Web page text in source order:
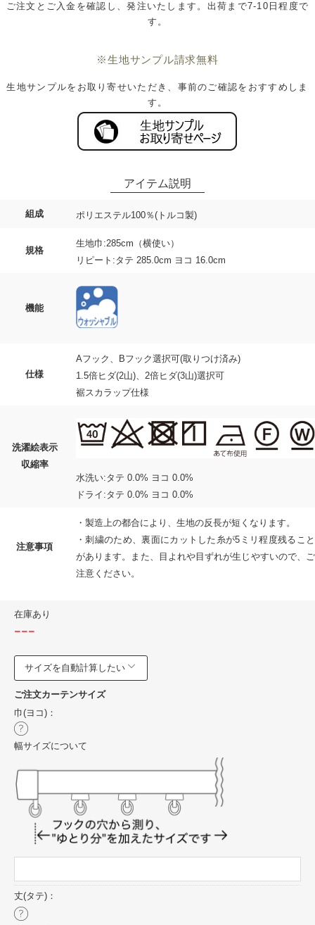
組成 ポリエステル100％(トルコ製)
規格
生地巾:285cm（横使い）
リピート:タテ 285.0cm ヨコ 16.0cm
機能
仕様
Aフック、Bフック選択可(取りつけ済み)
1.5倍ヒダ(2山)、2倍ヒダ(3山)選択可
裾スカラップ仕様
洗濯絵表示
収縮率
水洗い:タテ 0.0% ヨコ 0.0%
ドライ:タテ 0.0% ヨコ 0.0%
注意事項
・製造上の都合により、生地の反長が短くなります。
・刺繍のため、裏面にカットした糸が5ミリ程度残ること
があります。また、目よれや目ずれが生じやすいので、ご
注意ください。
在庫あり
---
サイズを自動計算したい
ご注文カーテンサイズ
巾(ヨコ)：
幅サイズについて
丈(タテ)：
ご注文とご入金を確認し、発注いたします。出荷まで7-10日程度で
す。
※生地サンプル請求無料
生地サンプルをお取り寄せいただき、事前のご確認をおすすめしま
す。